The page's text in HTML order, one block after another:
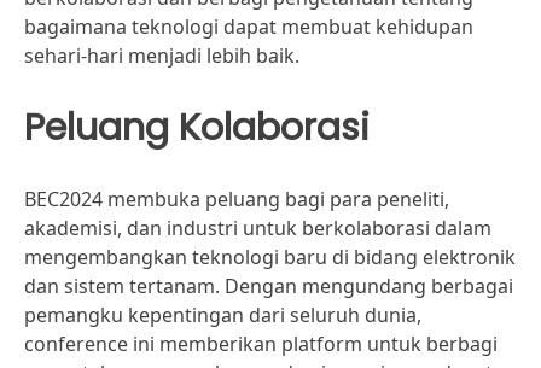
bagaimana teknologi dapat membuat kehidupan
sehari-hari menjadi lebih baik.
Peluang Kolaborasi
BEC2024 membuka peluang bagi para peneliti,
akademisi, dan industri untuk berkolaborasi dalam
mengembangkan teknologi baru di bidang elektronik
dan sistem tertanam. Dengan mengundang berbagai
pemangku kepentingan dari seluruh dunia,
conference ini memberikan platform untuk berbagi